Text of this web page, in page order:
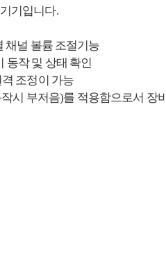
기입니다.
채널 볼륨 조절기능
동작 및 상태 확인
조정이 가능
작시 부저음)를 적용함으로서